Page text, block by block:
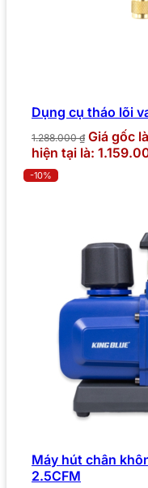
Dụng cụ tháo lõi
1.288.000₫ Giá gốc
hiện tại là:
-10%
Máy hút chân
2.5CFM